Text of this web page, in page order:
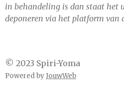
in behandeling is dan staat het
deponeren via het platform van
© 2023 Spiri-Yoma
Powered byJouwWeb